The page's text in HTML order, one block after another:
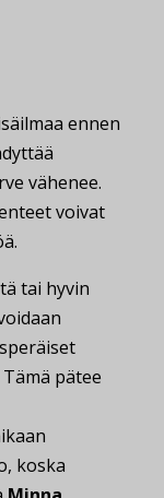
ennen
vähenee.
voivat
tai hyvin
pätee
koska